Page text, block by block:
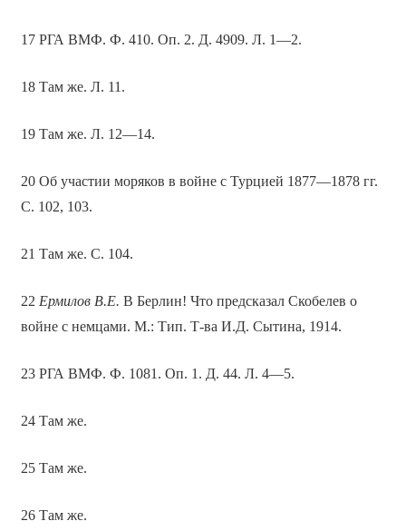
17 РГА ВМФ. Ф. 410. Оп. 2. Д. 4909. Л. 1—2.
18 Там же. Л. 11.
19 Там же. Л. 12—14.
20 Об участии моряков в войне с Турцией 1877—1878 гг.
С. 102, 103.
21 Там же. С. 104.
22 Ермилов В.Е. В Берлин! Что предсказал Скобелев о
войне с немцами. М.: Тип. Т-ва И.Д. Сытина, 1914.
23 РГА ВМФ. Ф. 1081. Оп. 1. Д. 44. Л. 4—5.
24 Там же.
25 Там же.
26 Там же.